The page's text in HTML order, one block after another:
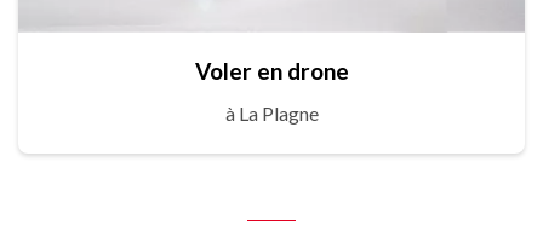
Voler en drone
à La Plagne